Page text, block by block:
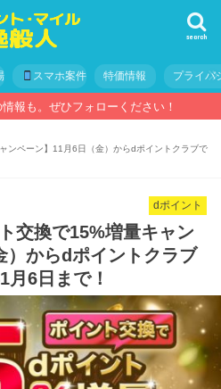
search
スマホ案件 特価情報 プライバ
報も。ぜひフォローください！
ンペーン】11月6日（金）からdポイントクラブで
dポイント
交換で15%増量キャン
）からdポイントクラブ
月6日まで！